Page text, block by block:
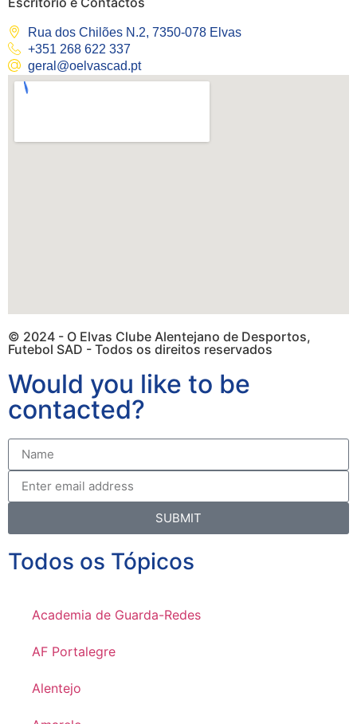
Rua dos Chilões N.2, 7350-078 Elvas
+351 268 622 337
geral@oelvascad.pt
© 2024 - O Elvas Clube Alentejano de Desportos,
Futebol SAD - Todos os direitos reservados
Would you like to be
contacted?
SUBMIT
Todos os Tópicos
Academia de Guarda-Redes
AF Portalegre
Alentejo